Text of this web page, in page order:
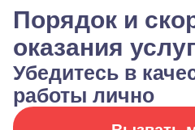
Порядок и
оказания услуг
Убедитесь в
работы лично